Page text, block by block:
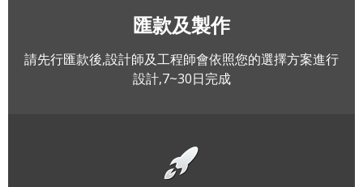
匯款及製作
請先行匯款後,設計師及工程師會依照您的選擇方案進行
設計,7~30日完成